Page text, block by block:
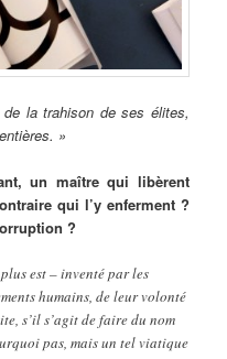
la trahison de ses élites,
»
un maître qui libèrent
qui l’y enferment ?
?
est – inventé par les
humains, de leur volonté
s’il s’agit de faire du nom
pas, mais un tel viatique